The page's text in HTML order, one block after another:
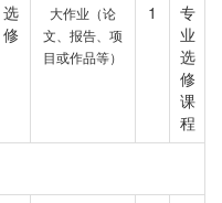
选
修
大作业（论
文、报告、项
目或作品等）
1
专
业
选
修
课
程